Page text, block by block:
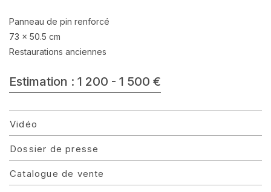
Panneau de pin renforcé
73 x 50.5 cm
Restaurations anciennes
Estimation : 1 200 - 1 500 €
Vidéo
Dossier de presse
Catalogue de vente